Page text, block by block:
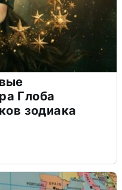
Глоба
зодиака